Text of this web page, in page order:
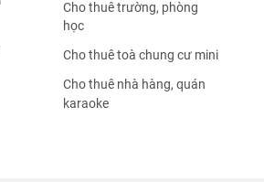
Cho thuê trường, phòng
học
Cho thuê toà chung cư mini
Cho thuê nhà hàng, quán
karaoke